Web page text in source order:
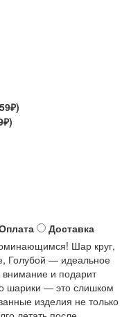
Доставка
Шар круг,
Голубой — идеальное
внимание и подарит
шарики — это слишком
изделия не только